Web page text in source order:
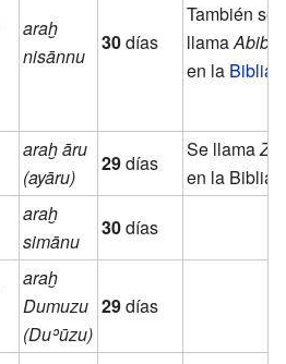
araḫ
nisānnu
30días
También se
llamaAbibe
en la Biblia
araḫ āru
(ayāru)
29días
Se llama
en la Biblia.
araḫ
simānu
30días
araḫ
Dumuzu
(Duʾūzu)
29días